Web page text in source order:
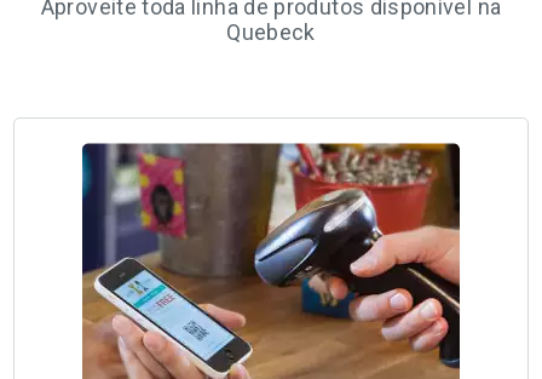
Aproveite toda linha de produtos disponível na
Quebeck